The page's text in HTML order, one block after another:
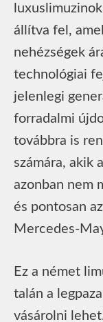
állítva fel,
nehézségek
technológiai
jelenlegi
forradalmi
továbbra is
számára, akik
azonban nem
és pontosan
Mercedes-
Ez a német
talán a
vásárolni